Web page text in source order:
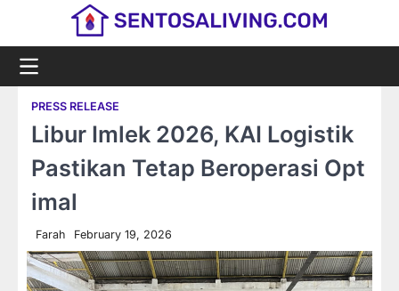
PRESS RELEASE
Libur Imlek 2026, KAI Logistik
Pastikan Tetap Beroperasi Opt
imal
Farah February 19, 2026